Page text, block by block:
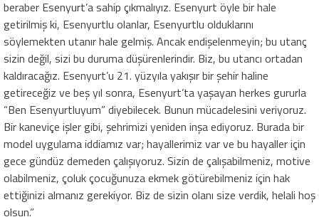
beraber Esenyurt’a sahip çıkmalıyız. Esenyurt öyle bir hale
getirilmiş ki, Esenyurtlu olanlar, Esenyurtlu olduklarını
söylemekten utanır hale gelmiş. Ancak endişelenmeyin; bu utanç
sizin değil, sizi bu duruma düşürenlerindir. Biz, bu utancı ortadan
kaldıracağız. Esenyurt’u 21. yüzyıla yakışır bir şehir haline
getireceğiz ve beş yıl sonra, Esenyurt’ta yaşayan herkes gururla
“Ben Esenyurtluyum” diyebilecek. Bunun mücadelesini veriyoruz.
Bir kaneviçe işler gibi, şehrimizi yeniden inşa ediyoruz. Burada bir
model uygulama iddiamız var; hayallerimiz var ve bu hayaller için
gece gündüz demeden çalışıyoruz. Sizin de çalışabilmeniz, motive
olabilmeniz, çoluk çocuğunuza ekmek götürebilmeniz için hak
ettiğinizi almanız gerekiyor. Biz de sizin olanı size verdik, helali hoş
olsun.”